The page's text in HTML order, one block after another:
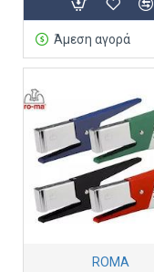
Άμεση αγορά
ROMA